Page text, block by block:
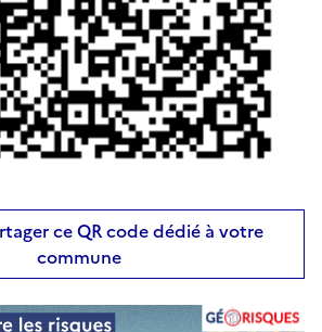
ce QR code dédié à votre
commune